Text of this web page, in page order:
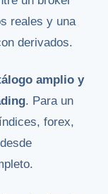
reales y una
derivados.
amplio y
. Para un
forex,